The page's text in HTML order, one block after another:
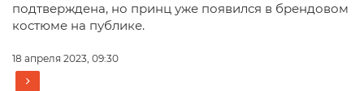
подтверждена, но принц уже появился в брендовом
костюме на публике.
18 апреля 2023, 09:30